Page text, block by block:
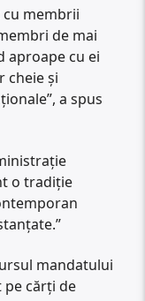
cu membrii
de mai
aproape cu ei
cheie și
a spus
o tradiție
mandatului
pe cărți de